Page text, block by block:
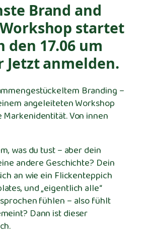
Brand and
startet
den 17.06 um
Jetzt anmelden.
Branding –
angeleiteten Workshop
Von innen
was du tust – aber dein
andere Geschichte? Dein
an wie ein Flickenteppich
und „eigentlich alle“
fühlen – also fühlt
Dann ist dieser